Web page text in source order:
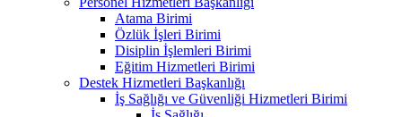
Atama Birimi
Özlük İşleri Birimi
Disiplin İşlemleri Birimi
Eğitim Hizmetleri Birimi
Destek Hizmetleri Başkanlığı
İş Sağlığı ve Güvenliği Hizmetleri Birimi